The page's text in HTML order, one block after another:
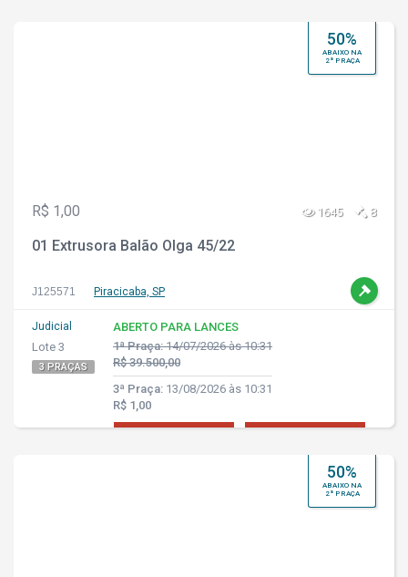
50%
ABAIXO NA
2ª PRAÇA
R$ 1,00 1645 8
01 Extrusora Balão Olga 45/22
J125571 Piracicaba, SP
Judicial
Lote 3
3 PRAÇAS
ABERTO PARA LANCES
1ª Praça:14/07/2026 às 10:31
R$ 39.500,00
3ª Praça: 13/08/2026 às 10:31
R$ 1,00
50%
ABAIXO NA
2ª PRAÇA